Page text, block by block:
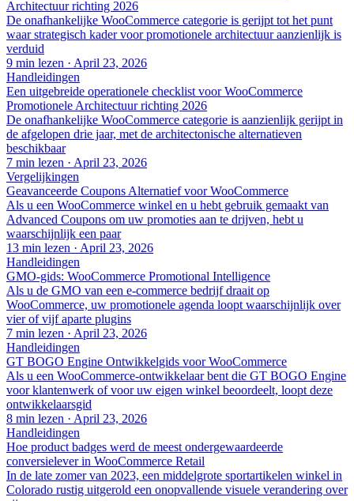
Architectuur richting 2026
De onafhankelijke WooCommerce categorie is gerijpt tot het punt
waar strategisch kader voor promotionele architectuur aanzienlijk is
verduid
9 min lezen · April 23, 2026
Handleidingen
Een uitgebreide operationele checklist voor WooCommerce
Promotionele Architectuur richting 2026
De onafhankelijke WooCommerce categorie is aanzienlijk gerijpt in
de afgelopen drie jaar, met de architectonische alternatieven
beschikbaar
7 min lezen · April 23, 2026
Vergelijkingen
Geavanceerde Coupons Alternatief voor WooCommerce
Als u een WooCommerce winkel en u hebt gebruik gemaakt van
Advanced Coupons om uw promoties aan te drijven, hebt u
waarschijnlijk een paar
13 min lezen · April 23, 2026
Handleidingen
GMO-gids: WooCommerce Promotional Intelligence
Als u de GMO van een e-commerce bedrijf draait op
WooCommerce, uw promotionele agenda loopt waarschijnlijk over
vier of vijf aparte plugins
7 min lezen · April 23, 2026
Handleidingen
GT BOGO Engine Ontwikkelgids voor WooCommerce
Als u een WooCommerce-ontwikkelaar bent die GT BOGO Engine
voor klantenwerk of voor uw eigen winkel beoordeelt, loopt deze
ontwikkelaarsgid
8 min lezen · April 23, 2026
Handleidingen
Hoe product badges werd de meest ondergewaardeerde
conversielever in WooCommerce Retail
In de late zomer van 2023, een middelgrote sportartikelen winkel in
Colorado rustig uitgerold een onopvallende visuele verandering over